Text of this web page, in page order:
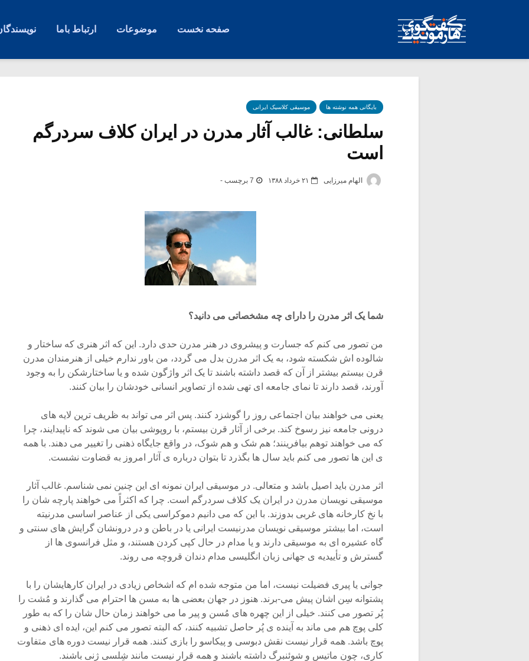
صفحه نخست موضوعات ارتباط باما
بایگانی همه نوشته ها موسیقی کلاسیک ایرانی
سلطانی: غالب آثار مدرن در ایران کلاف سردرگم
است
الهام میرزایی ۲۱ خرداد ۱۳۸۸ 7 برچسب -
شما یک اثر مدرن را دارای چه مشخصاتی می دانید؟
من تصور می کنم که جسارت و پیشروی در هنر مدرن حدی دارد. این که اثر هنری که ساختار و
شالوده اش شکسته شود، به یک اثر مدرن بدل می گردد، من باور ندارم خیلی از هنرمندان مدرن
قرن بیستم بیشتر از آن که قصد داشته باشند تا یک اثر واژگون شده و یا ساختارشکن را به وجود
آورند، قصد دارند تا نمای جامعه ای تهی شده از تصاویر انسانی خودشان را بیان کنند.
یعنی می خواهند بیان اجتماعی روز را گوشزد کنند. پس اثر می تواند به ظریف ترین لایه های
درونی جامعه نیز رسوخ کند. برخی از آثار قرن بیستم، با روپوشی بیان می شوند که ناپیدایند، چرا
که می خواهند توهم بیافرینند؛ هم شک و هم شوک، در واقع جایگاه ذهنی را تغییر می دهند. با همه
ی این ها تصور می کنم باید سال ها بگذرد تا بتوان درباره ی آثار امروز به قضاوت نشست.
اثر مدرن باید اصیل باشد و متعالی. در موسیقی ایران نمونه ای این چنین نمی شناسم. غالب آثار
موسیقی نویسان مدرن در ایران یک کلاف سردرگم است. چرا که اکثراً می خواهند پارچه شان را
با نخ کارخانه های غربی بدوزند. با این که می دانیم دموکراسی یکی از عناصر اساسی مدرنیته
است، اما بیشتر موسیقی نویسان مدرنیست ایرانی یا در باطن و در درونشان گرایش های سنتی و
گاه عشیره ای به موسیقی دارند و یا مدام در حال کپی کردن هستند، و مثل فرانسوی ها از
گسترش و تأییدیه ی جهانی زبان انگلیسی مدام دندان قروچه می روند.
جوانی یا پیری فضیلت نیست، اما من متوجه شده ام که اشخاص زیادی در ایران کارهایشان را با
پشتوانه سِن اشان پیش می-برند. هنوز در جهان بعضی ها به مسن ها احترام می گذارند و مُشت را
پُر تصور می کنند. خیلی از این چهره های مُسن و پیر ما می خواهند زمان حال شان را که به طور
کلی پوچ هم می ماند به آینده ی پُر حاصل تشبیه کنند، که البته تصور می کنم این، ایده ای ذهنی و
پوچ باشد. همه قرار نیست نقش دبوسی و پیکاسو را بازی کنند. همه قرار نیست دوره های متفاوت
کاری، چون ماتیس و شوئنبرگ داشته باشند و همه قرار نیست مانند شِلسی ژنی باشند.